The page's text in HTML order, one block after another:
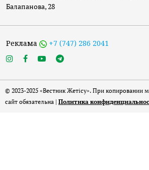
Балапанова, 28
Реклама +7 (747) 286 2041
© 2023-2025 «Вестник Жетісу». При копировании
сайт обязательна | Политика